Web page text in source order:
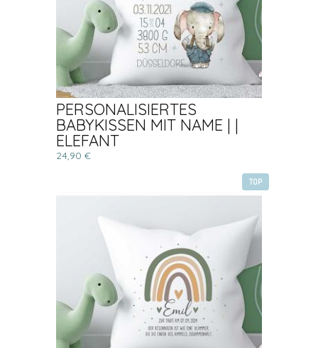
PERSONALISIERTES
BABYKISSEN MIT NAME | |
ELEFANT
24,90 €
TOP